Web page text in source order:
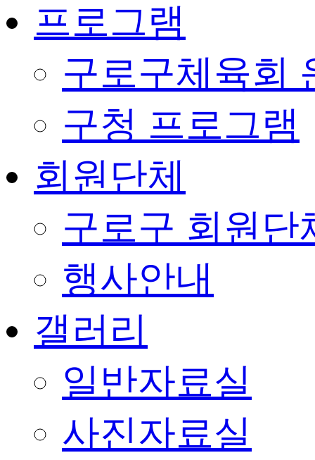
프로그램
구로구체육회
구청 프로그램
회원단체
구로구 회원단
행사안내
갤러리
일반자료실
사진자료실